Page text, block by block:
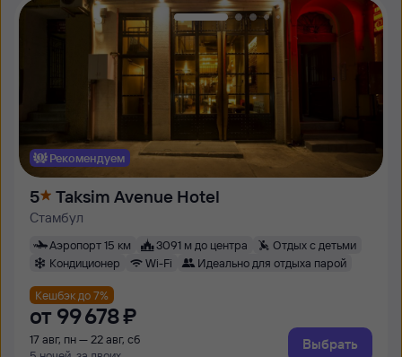
Рекомендуем
5 Taksim Avenue Hotel
Стамбул
Аэропорт 15 км 3091 м до центра
Отдых с детьми
Кондиционер
Wi-Fi Идеально для отдыха парой
Кешбэк до 7%
от 99 ⁠678 ⁠₽
17 авг, пн — 22 авг, сб
Выбрать